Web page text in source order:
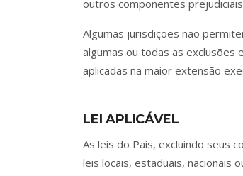
outros componentes
Algumas jurisdições não
algumas ou todas as exclusões
aplicadas na maior extensão
LEI APLICÁVEL
As leis do País, excluindo seus
leis locais, estaduais, nacionais